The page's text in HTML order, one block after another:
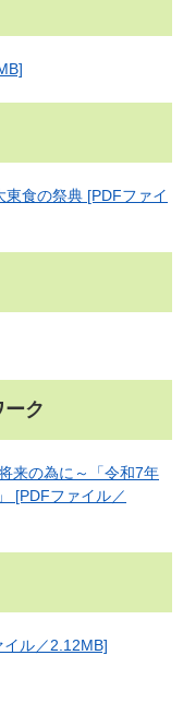
食の祭典 [PDFファイ
ク
来の為に～「令和7年
[PDFファイル／
ル／2.12MB]